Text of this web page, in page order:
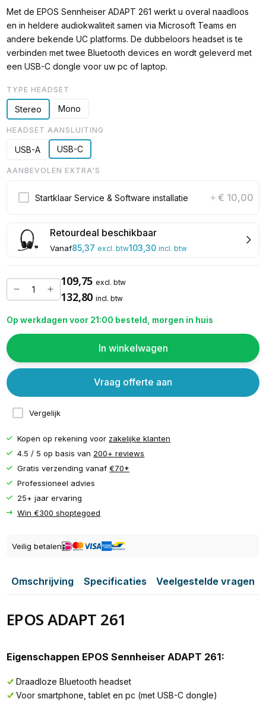
Met de EPOS Sennheiser ADAPT 261 werkt u overal naadloos
en in heldere audiokwaliteit samen via Microsoft Teams en
andere bekende UC platforms. De dubbeloors headset is te
verbinden met twee Bluetooth devices en wordt geleverd met
een USB-C dongle voor uw pc of laptop.
TYPE HEADSET
Stereo Mono
HEADSET AANSLUITING
USB-A USB-C
AANBEVOLEN EXTRA'S
Startklaar Service & Software installatie + € 10,00
Retourdeal beschikbaar
Vanaf85,37 excl. btw103,30 incl. btw
109,75 excl. btw
132,80 incl. btw
Op werkdagen voor 21:00 besteld, morgen in huis
In winkelwagen
Vergelijk
Vraag offerte aan
Kopen op rekening voor zakelijke klanten
4.5 / 5 op basis van 200+ reviews
Gratis verzending vanaf€70*
Professioneel advies
25+ jaar ervaring
Win €300 shoptegoed
Veilig betalen
Omschrijving Specificaties Veelgestelde vragen
EPOS ADAPT 261
Eigenschappen EPOS Sennheiser ADAPT 261:
Draadloze Bluetooth headset
Voor smartphone, tablet en pc (met USB-C dongle)